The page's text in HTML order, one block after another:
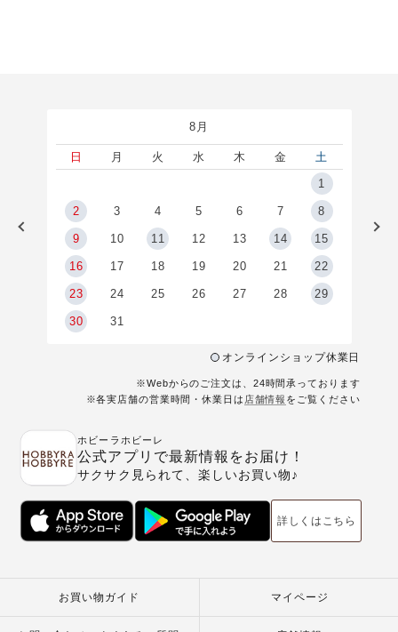
8月
日 月 火 水 木 金
土
1
2 3 4 5 6 7 8
9 10 11 12 13 14 15
16 17 18 19 20 21 22
23 24 25 26 27 28 29
30 31
オンラインショップ休業日
※Webからのご注文は、24時間承っております
※各実店舗の営業時間・休業日は 店舗情報 をご覧ください
ホビーラホビーレ
公式アプリで最新情報をお届け！
サクサク見られて、楽しいお買い物♪
詳しくはこちら
お買い物ガイド マイページ